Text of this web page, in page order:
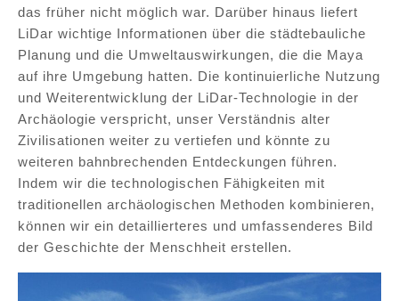
das früher nicht möglich war. Darüber hinaus liefert
LiDar wichtige Informationen über die städtebauliche
Planung und die Umweltauswirkungen, die die Maya
auf ihre Umgebung hatten. Die kontinuierliche Nutzung
und Weiterentwicklung der LiDar-Technologie in der
Archäologie verspricht, unser Verständnis alter
Zivilisationen weiter zu vertiefen und könnte zu
weiteren bahnbrechenden Entdeckungen führen.
Indem wir die technologischen Fähigkeiten mit
traditionellen archäologischen Methoden kombinieren,
können wir ein detaillierteres und umfassenderes Bild
der Geschichte der Menschheit erstellen.